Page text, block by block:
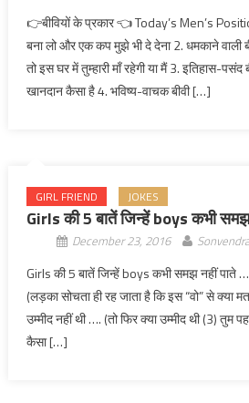
👉बीवियों के प्रकार 👈 Today’s Men’s
बना लो और एक कप मुझे भी दे देना 2. धमकाने वाली
तो इस घर में तुम्हारी माँ रहेगी या मैं 3. इतिहास-पसंद
खानदान कैसा है 4. भविष्य-वाचक बीवी […]
GIRL FRIEND JOKES
Girls की 5 बातें जिन्हें boys कभी समझ
December 23, 2016 Sonvendra
Girls की 5 बातें जिन्हें boys कभी समझ नहीं पाते
(लड़का सोचता ही रह जाता है कि इस “वो” से
उम्मीद नहीं थी …. (तो फिर क्या उम्मीद थी (3)
कैसा […]